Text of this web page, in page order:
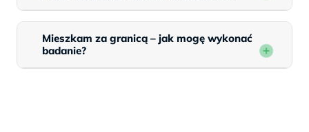
Mieszkam za granicą – jak mogę wykonać
badanie?